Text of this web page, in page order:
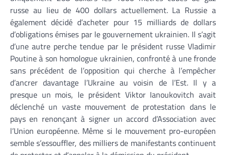
russe au lieu de 400 dollars actuellement. La Russie a
également décidé d’acheter pour 15 milliards de dollars
d’obligations émises par le gouvernement ukrainien. Il s’agit
d’une autre perche tendue par le président russe Vladimir
Poutine à son homologue ukrainien, confronté à une fronde
sans précédent de l’opposition qui cherche à l’empêcher
d’ancrer davantage l’Ukraine au voisin de l’Est. Il y a
presque un mois, le président Viktor Ianoukovitch avait
déclenché un vaste mouvement de protestation dans le
pays en renonçant à signer un accord d’Association avec
l’Union européenne. Même si le mouvement pro-européen
semble s’essouffler, des milliers de manifestants continuent